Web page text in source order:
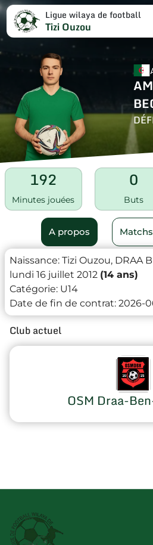
Ligue wilaya de football
Tizi Ouzou
192
Minutes jouées
0
Buts
A propos Matchs
Naissance: Tizi Ouzou, DRAA
lundi 16 juillet 2012 (14 ans)
Catégorie: U14
Date de fin de contrat: 2026-
Club actuel
OSM Draa-